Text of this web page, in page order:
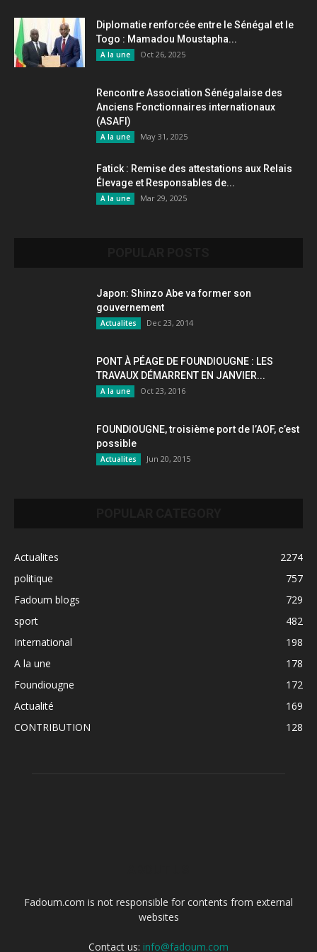
Diplomatie renforcée entre le Sénégal et le
Togo : Mamadou Moustapha...
A la une Oct 26, 2025
Rencontre Association Sénégalaise des
Anciens Fonctionnaires internationaux
(ASAFI)
A la une May 31, 2025
Fatick : Remise des attestations aux Relais
Élevage et Responsables de...
A la une Mar 29, 2025
Japon: Shinzo Abe va former son
gouvernement
Actualites Dec 23, 2014
PONT À PÉAGE DE FOUNDIOUGNE : LES
TRAVAUX DÉMARRENT EN JANVIER...
A la une Oct 23, 2016
FOUNDIOUGNE, troisième port de l’AOF, c’est
possible
Actualites Jun 20, 2015
Actualites
2274
politique
757
Fadoum blogs
729
sport
482
International
198
A la une
178
Foundiougne
172
Actualité
169
CONTRIBUTION
128
Fadoum.com is not responsible for contents from external
websites
Contact us: info@fadoum.com